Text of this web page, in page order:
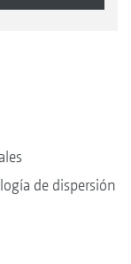
de dispersión